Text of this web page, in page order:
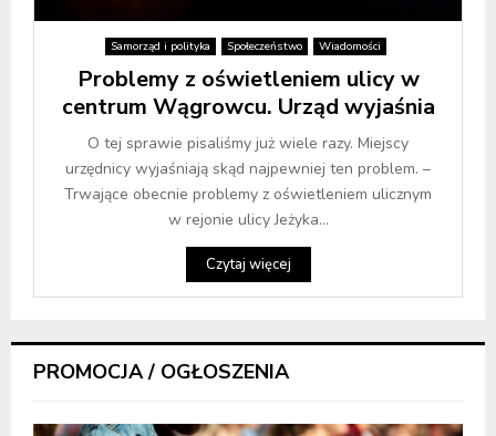
Samorząd i polityka Społeczeństwo Wiadomości
Problemy z oświetleniem ulicy w
centrum Wągrowcu. Urząd wyjaśnia
O tej sprawie pisaliśmy już wiele razy. Miejscy
urzędnicy wyjaśniają skąd najpewniej ten problem. –
Trwające obecnie problemy z oświetleniem ulicznym
w rejonie ulicy Jeżyka...
Czytaj więcej
PROMOCJA / OGŁOSZENIA